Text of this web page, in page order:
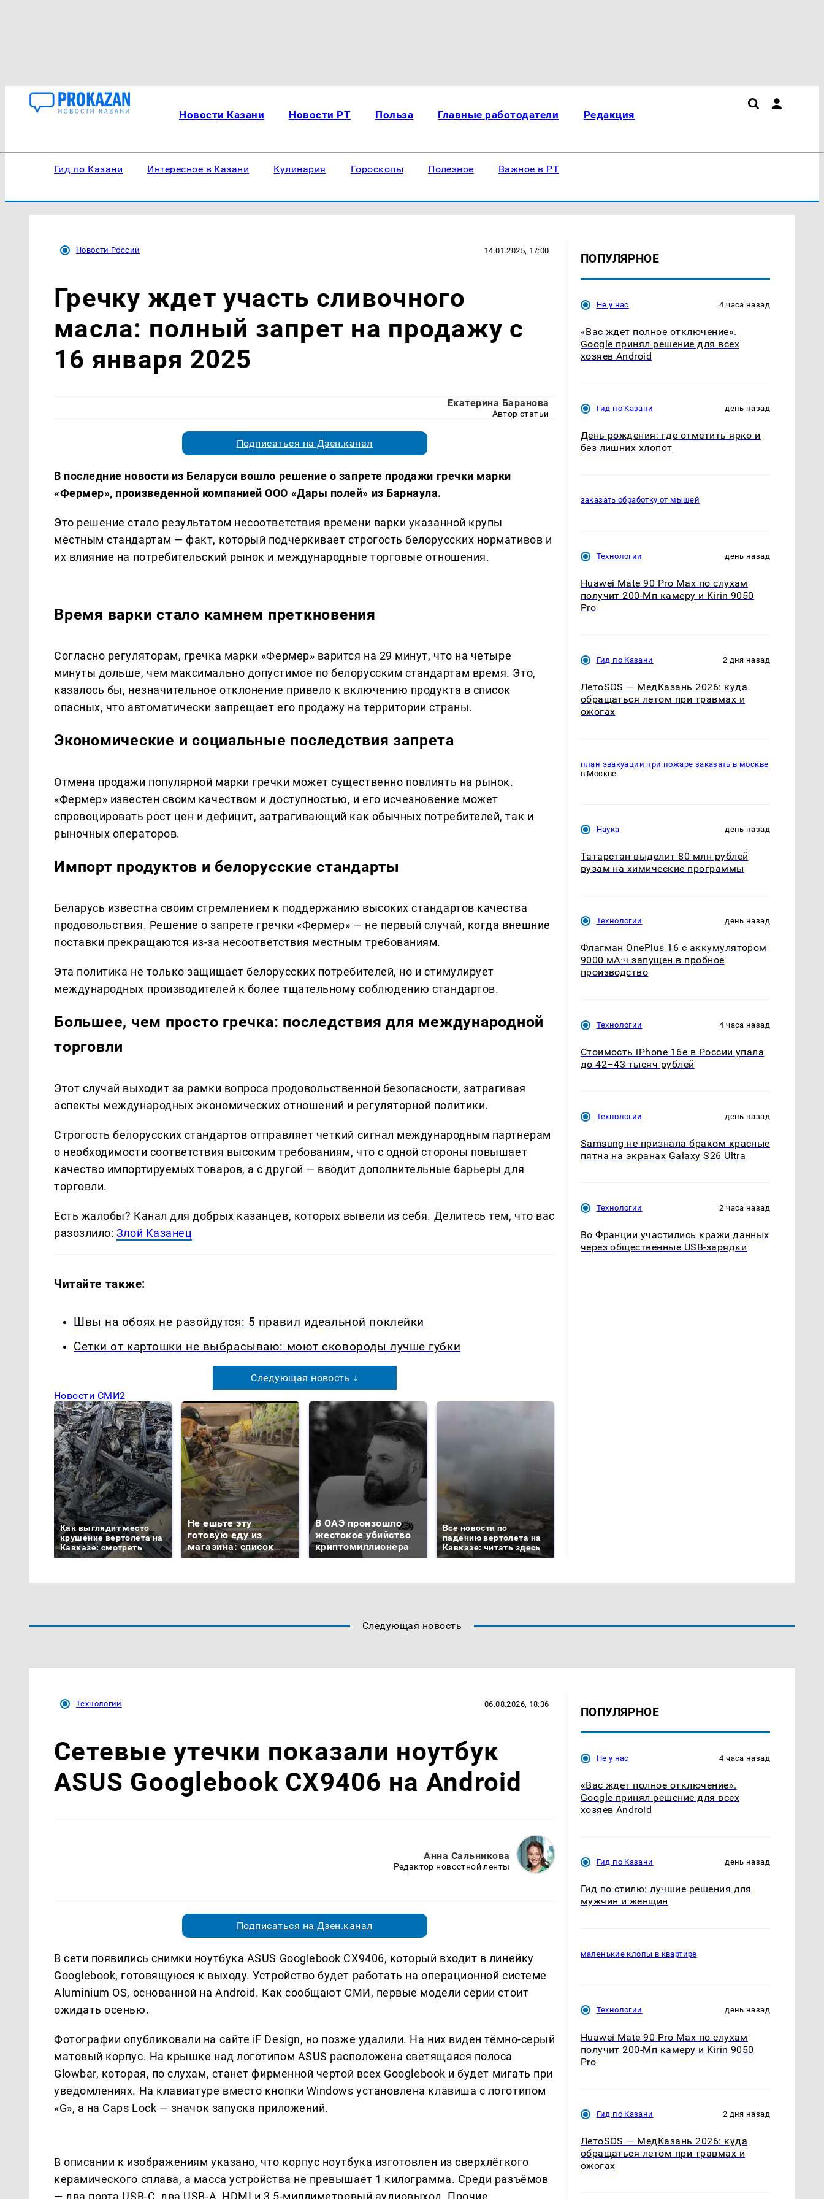
Новости Казани Новости РТ Польза Главные работодатели Редакция
Гид по Казани Интересное в Казани Кулинария Гороскопы Полезное Важное в РТ
Новости России 14.01.2025, 17:00
Гречку ждет участь сливочного
масла: полный запрет на продажу с
16 января 2025
Екатерина Баранова
Автор статьи
Подписаться на Дзен.канал
В последние новости из Беларуси вошло решение о запрете продажи гречки марки
«Фермер», произведенной компанией ООО «Дары полей» из Барнаула.
Это решение стало результатом несоответствия времени варки указанной крупы
местным стандартам — факт, который подчеркивает строгость белорусских нормативов и
их влияние на потребительский рынок и международные торговые отношения.
Время варки стало камнем преткновения
Согласно регуляторам, гречка марки «Фермер» варится на 29 минут, что на четыре
минуты дольше, чем максимально допустимое по белорусским стандартам время. Это,
казалось бы, незначительное отклонение привело к включению продукта в список
опасных, что автоматически запрещает его продажу на территории страны.
Экономические и социальные последствия запрета
Отмена продажи популярной марки гречки может существенно повлиять на рынок.
«Фермер» известен своим качеством и доступностью, и его исчезновение может
спровоцировать рост цен и дефицит, затрагивающий как обычных потребителей, так и
рыночных операторов.
Импорт продуктов и белорусские стандарты
Беларусь известна своим стремлением к поддержанию высоких стандартов качества
продовольствия. Решение о запрете гречки «Фермер» — не первый случай, когда внешние
поставки прекращаются из-за несоответствия местным требованиям.
Эта политика не только защищает белорусских потребителей, но и стимулирует
международных производителей к более тщательному соблюдению стандартов.
Большее, чем просто гречка: последствия для международной
торговли
Этот случай выходит за рамки вопроса продовольственной безопасности, затрагивая
аспекты международных экономических отношений и регуляторной политики.
Строгость белорусских стандартов отправляет четкий сигнал международным партнерам
о необходимости соответствия высоким требованиям, что с одной стороны повышает
качество импортируемых товаров, а с другой — вводит дополнительные барьеры для
торговли.
Есть жалобы? Канал для добрых казанцев, которых вывели из себя. Делитеcь тем, что вас
разозлило: Злой Казанец
Читайте также:
Швы на обоях не разойдутся: 5 правил идеальной поклейки
Сетки от картошки не выбрасываю: моют сковороды лучше губки
Следующая новость ↓
Новости СМИ2
Как выглядит место
крушение вертолета на
Кавказе: смотреть
Не ешьте эту
готовую еду из
магазина: список
В ОАЭ произошло
жестокое убийство
криптомиллионера
Все новости по
падению вертолета на
Кавказе: читать здесь
ПОПУЛЯРНОЕ
Не у нас 4 часа назад
«Вас ждет полное отключение».
Google принял решение для всех
хозяев Android
Гид по Казани день назад
День рождения: где отметить ярко и
без лишних хлопот
заказать обработку от мышей
Технологии день назад
Huawei Mate 90 Pro Max по слухам
получит 200-Мп камеру и Kirin 9050
Pro
Гид по Казани 2 дня назад
ЛетоSOS — МедКазань 2026: куда
обращаться летом при травмах и
ожогах
план эвакуации при пожаре заказать в москве
в Москве
Наука день назад
Татарстан выделит 80 млн рублей
вузам на химические программы
Технологии день назад
Флагман OnePlus 16 с аккумулятором
9000 мА·ч запущен в пробное
производство
Технологии 4 часа назад
Стоимость iPhone 16e в России упала
до 42–43 тысяч рублей
Технологии день назад
Samsung не признала браком красные
пятна на экранах Galaxy S26 Ultra
Технологии 2 часа назад
Во Франции участились кражи данных
через общественные USB-зарядки
Следующая новость
Технологии 06.08.2026, 18:36
Сетевые утечки показали ноутбук
ASUS Googlebook CX9406 на Android
Анна Сальникова
Редактор новостной ленты
Подписаться на Дзен.канал
В сети появились снимки ноутбука ASUS Googlebook CX9406, который входит в линейку
Googlebook, готовящуюся к выходу. Устройство будет работать на операционной системе
Aluminium OS, основанной на Android. Как сообщают СМИ, первые модели серии стоит
ожидать осенью.
Фотографии опубликовали на сайте iF Design, но позже удалили. На них виден тёмно-серый
матовый корпус. На крышке над логотипом ASUS расположена светящаяся полоса
Glowbar, которая, по слухам, станет фирменной чертой всех Googlebook и будет мигать при
уведомлениях. На клавиатуре вместо кнопки Windows установлена клавиша с логотипом
«G», а на Caps Lock — значок запуска приложений.
В описании к изображениям указано, что корпус ноутбука изготовлен из сверхлёгкого
керамического сплава, а масса устройства не превышает 1 килограмма. Среди разъёмов
— два порта USB-C, два USB-A, HDMI и 3,5-миллиметровый аудиовыход. Прочие
ПОПУЛЯРНОЕ
Не у нас 4 часа назад
«Вас ждет полное отключение».
Google принял решение для всех
хозяев Android
Гид по Казани день назад
Гид по стилю: лучшие решения для
мужчин и женщин
маленькие клопы в квартире
Технологии день назад
Huawei Mate 90 Pro Max по слухам
получит 200-Мп камеру и Kirin 9050
Pro
Гид по Казани 2 дня назад
ЛетоSOS — МедКазань 2026: куда
обращаться летом при травмах и
ожогах